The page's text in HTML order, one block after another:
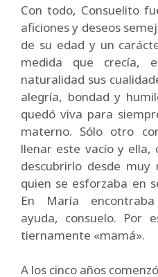
Con todo, Consuelito
aficiones y deseos
de su edad y un
medida que crecía,
naturalidad sus
alegría, bondad y
quedó viva para
materno. Sólo otro
llenar este vacío y ella,
descubrirlo desde
quien se esforzaba en
En María
ayuda, consuelo. Por
tiernamente «mamá».
A los cinco años